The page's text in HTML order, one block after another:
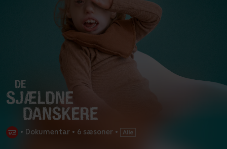
• Dokumentar • 6 sæsoner •